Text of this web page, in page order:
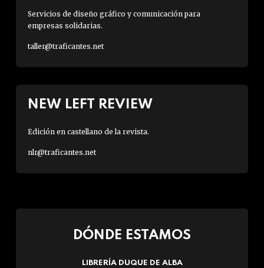
Servicios de diseño gráfico y comunicación para
empresas solidarias.
taller@traficantes.net
NEW LEFT REVIEW
Edición en castellano de la revista.
nlr@traficantes.net
DÓNDE ESTAMOS
LIBRERÍA DUQUE DE ALBA